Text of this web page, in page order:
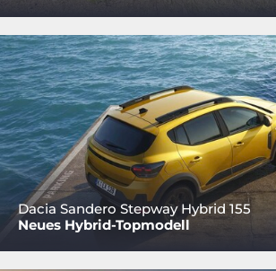
Dacia Sandero Stepway Hybrid 155
Neues Hybrid-Topmodell